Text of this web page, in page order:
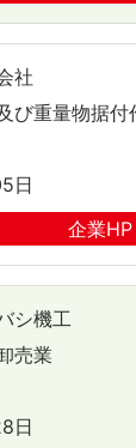
社
び重量物据付
日
企業HP
シ機工
売業
日